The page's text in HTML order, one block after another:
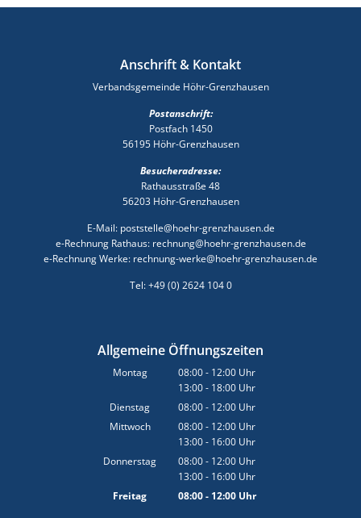
Anschrift & Kontakt
Verbandsgemeinde Höhr-Grenzhausen
Postanschrift:
Postfach 1450
56195 Höhr-Grenzhausen
Besucheradresse:
Rathausstraße 48
56203 Höhr-Grenzhausen
E-Mail: poststelle@hoehr-grenzhausen.de
e-Rechnung Rathaus: rechnung@hoehr-grenzhausen.de
e-Rechnung Werke: rechnung-werke@hoehr-grenzhausen.de
Tel: +49 (0) 2624 104 0
Allgemeine Öffnungszeiten
Montag 08:00- 12:00 Uhr
Von 08:00 bis 12:00 Uhr
13:00- 18:00 Uhr
Von 13:00 bis 18:00 Uhr
Dienstag 08:00- 12:00 Uhr
Von 08:00 bis 12:00 Uhr
Mittwoch 08:00- 12:00 Uhr
Von 08:00 bis 12:00 Uhr
13:00- 16:00 Uhr
Von 13:00 bis 16:00 Uhr
Donnerstag 08:00- 12:00 Uhr
Von 08:00 bis 12:00 Uhr
13:00- 16:00 Uhr
Von 13:00 bis 16:00 Uhr
Freitag 08:00- 12:00Uhr